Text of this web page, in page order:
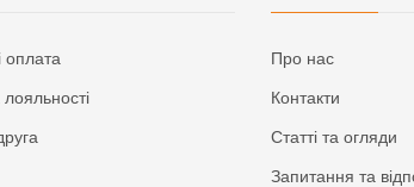
оплата Про нас
Контакти
Статті та огляди
Запитання та